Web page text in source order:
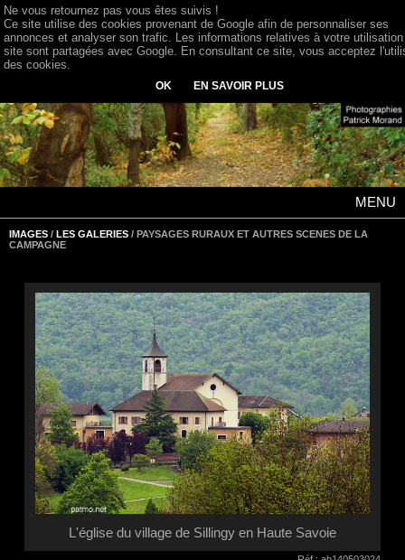
MENU
IMAGES / LES GALERIES / PAYSAGES RURAUX ET AUTRES SCENES DE LA
CAMPAGNE
L'église du village de Sillingy en Haute Savoie
Ne vous retournez pas vous êtes suivis !
Ce site utilise des cookies provenant de Google afin de personnaliser ses
annonces et analyser son trafic. Les informations relatives à votre
site sont partagées avec Google. En consultant ce site, vous acceptez
des cookies.
OK EN SAVOIR PLUS